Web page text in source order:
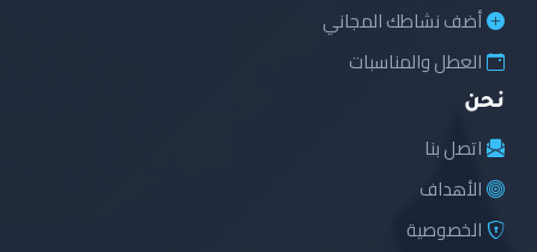
أضف نشاطك المجاني
العطل والمناسبات
نحن
اتصل بنا
الأهداف
الخصوصية